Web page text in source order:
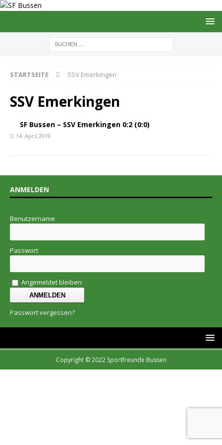
STARTSEITE SSV Emerkingen
SSV Emerkingen
SF Bussen – SSV Emerkingen 0:2 (0:0)
14. April 2019
ANMELDEN
Benutzername
Passwort
Angemeldet bleiben
Passwort vergessen?
Copyright © 2022 Sportfreunde Bussen